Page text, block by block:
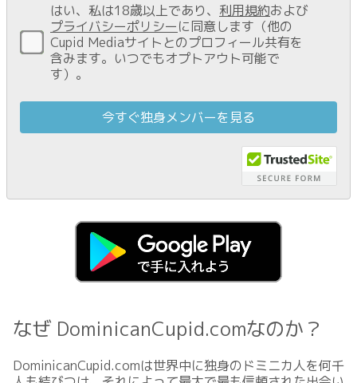
はい、私は18歳以上であり、 利用規約および
プライバシーポリシーに同意します（他の
Cupid Mediaサイトとのプロフィール共有を
含みます。いつでもオプトアウト可能で
す）。
なぜ DominicanCupid.comなのか？
DominicanCupid.comは世界中に独身のドミニカ人を何千